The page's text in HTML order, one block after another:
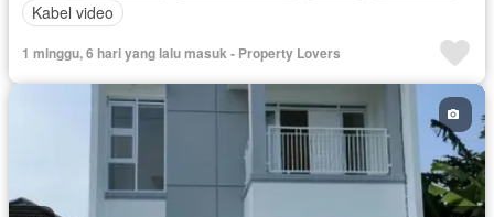
Kabel video
1 minggu, 6 hari yang lalu masuk - Property Lovers